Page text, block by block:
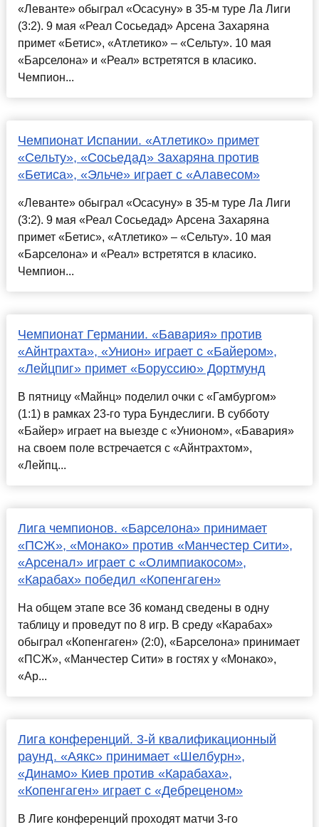
«Леванте» обыграл «Осасуну» в 35-м туре Ла Лиги
(3:2). 9 мая «Реал Сосьедад» Арсена Захаряна
примет «Бетис», «Атлетико» – «Сельту». 10 мая
«Барселона» и «Реал» встретятся в класико.
Чемпион...
Чемпионат Испании. «Атлетико» примет
«Сельту», «Сосьедад» Захаряна против
«Бетиса», «Эльче» играет с «Алавесом»
«Леванте» обыграл «Осасуну» в 35-м туре Ла Лиги
(3:2). 9 мая «Реал Сосьедад» Арсена Захаряна
примет «Бетис», «Атлетико» – «Сельту». 10 мая
«Барселона» и «Реал» встретятся в класико.
Чемпион...
Чемпионат Германии. «Бавария» против
«Айнтрахта», «Унион» играет с «Байером»,
«Лейцпиг» примет «Боруссию» Дортмунд
В пятницу «Майнц» поделил очки с «Гамбургом»
(1:1) в рамках 23-го тура Бундеслиги. В субботу
«Байер» играет на выезде с «Унионом», «Бавария»
на своем поле встречается с «Айнтрахтом»,
«Лейпц...
Лига чемпионов. «Барселона» принимает
«ПСЖ», «Монако» против «Манчестер Сити»,
«Арсенал» играет с «Олимпиакосом»,
«Карабах» победил «Копенгаген»
На общем этапе все 36 команд сведены в одну
таблицу и проведут по 8 игр. В среду «Карабах»
обыграл «Копенгаген» (2:0), «Барселона» принимает
«ПСЖ», «Манчестер Сити» в гостях у «Монако»,
«Ар...
Лига конференций. 3-й квалификационный
раунд. «Аякс» принимает «Шелбурн»,
«Динамо» Киев против «Карабаха»,
«Копенгаген» играет с «Дебреценом»
В Лиге конференций проходят матчи 3-го